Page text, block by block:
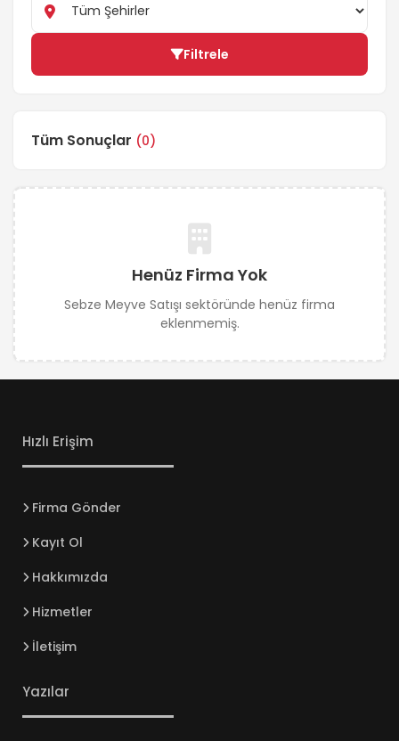
Filtrele
Tüm Sonuçlar (0)
Henüz Firma Yok
Sebze Meyve Satışı sektöründe henüz firma
eklenmemiş.
Hızlı Erişim
Firma Gönder
Kayıt Ol
Hakkımızda
Hizmetler
İletişim
Yazılar